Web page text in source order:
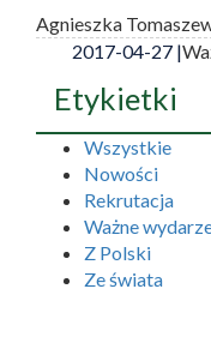
Agnieszka
2017-04-27 |
Etykietki
Wszystkie
Nowości
Rekrutacja
Ważne
Z Polski
Ze świata